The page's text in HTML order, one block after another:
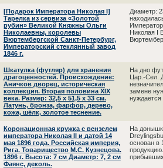
[Подарок Императора Николая I]
Тарелка из сервиза «Золотой
рубин» Великой Княжны Ольги
Николаевны, королевы
Вюртембергской Санкт-Петербург,
Императорский стеклянный завод
1846 г.
Диаметр:
Николая I
Шкатулка (футляр) для хранения
драгоценностей. Происхождение:
Аничков дворец, историческая
коллекция. Вторая половина XIX
века. Размер: 32,5 х 51,5 х 33 см.
Латунь, бронза, фарфор, дерево,
кожа, шёлк, золотое теснение.
На дно
Цар.-Сел.
замене
Коронационная кружка с вензелем
императора Николая II и датой 14
мая 1896 года. Российская империя,
Рига. Товарищество М.С. Кузнецова.
1896 г. Высота: 7 см Диаметр: 7, 2 см
Фаянс, деколь.
На
основан в